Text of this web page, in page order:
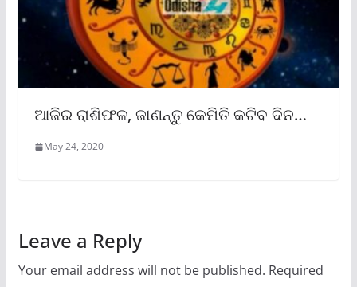
ଆଜିର ରାଶିଫଳ, ଜାଣନ୍ତୁ କେମିତି କଟିବ ଦିନ…
May 24, 2020
Leave a Reply
Your email address will not be published. Required